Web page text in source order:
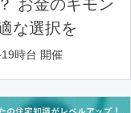
お金のギモン
な選択を
時台 開催